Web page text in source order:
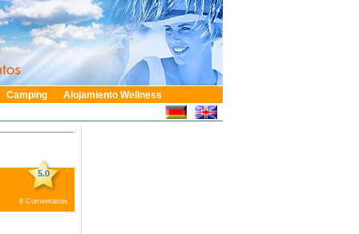
Camping Alojamiento Wellness
5.0
8Comentarios